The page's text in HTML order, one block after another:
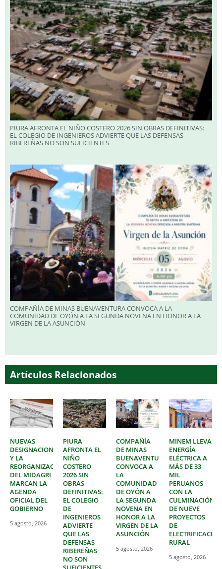
PIURA AFRONTA EL NIÑO COSTERO 2026 SIN OBRAS DEFINITIVAS:
EL COLEGIO DE INGENIEROS ADVIERTE QUE LAS DEFENSAS
RIBEREÑAS NO SON SUFICIENTES
COMPAÑÍA DE MINAS BUENAVENTURA CONVOCA A LA
COMUNIDAD DE OYÓN A LA SEGUNDA NOVENA EN HONOR A LA
VIRGEN DE LA ASUNCIÓN
Artículos Relacionados
NUEVAS
DESIGNACIONES
Y LA
REORGANIZACIÓN
DEL MIDAGRI
MARCAN LA
AGENDA
OFICIAL DEL
GOBIERNO
5 agosto, 2026
PIURA
AFRONTA EL
NIÑO
COSTERO
2026 SIN
OBRAS
DEFINITIVAS:
EL COLEGIO
DE
INGENIEROS
ADVIERTE
QUE LAS
DEFENSAS
RIBEREÑAS
NO SON
COMPAÑÍA
DE MINAS
BUENAVENTURA
CONVOCA A
LA
COMUNIDAD
DE OYÓN A
LA SEGUNDA
NOVENA EN
HONOR A LA
VIRGEN DE LA
ASUNCIÓN
5 agosto, 2026
MINEM LLEVA
ENERGÍA
ELÉCTRICA A
MÁS DE 33
MIL
PERUANOS
CON LA
CULMINACIÓN
DE NUEVE
PROYECTOS
DE
ELECTRIFICACIÓN
RURAL
5 agosto, 2026